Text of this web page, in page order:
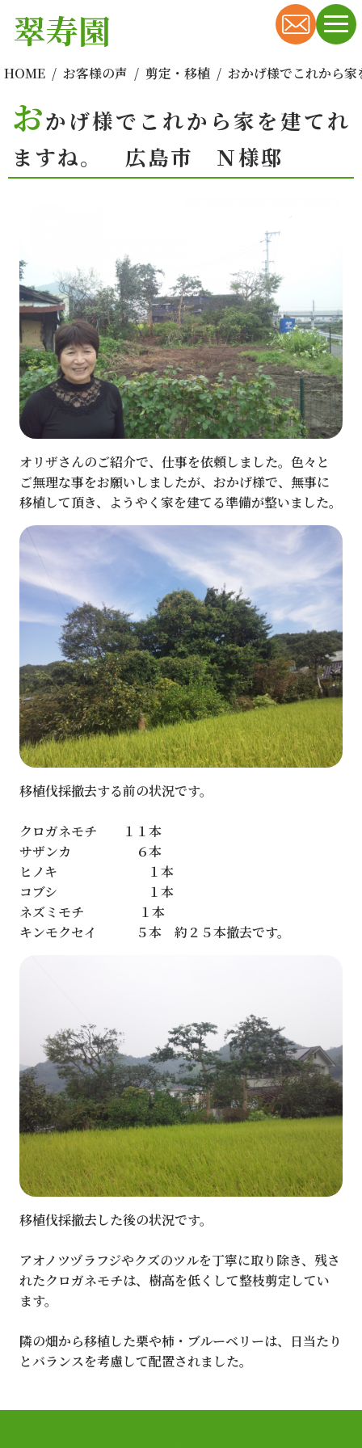
翠寿園
HOME お客様の声 剪定・移植 おかげ様でこれから
おかげ様でこれから家を建てれ
ますね。 広島市 Ｎ様邸
オリザさんのご紹介で、仕事を依頼しました。色々と
ご無理な事をお願いしましたが、おかげ様で、無事に
移植して頂き、ようやく家を建てる準備が整いました。
移植伐採撤去する前の状況です。
クロガネモチ １１本
サザンカ ６本
ヒノキ １本
コブシ １本
ネズミモチ １本
キンモクセイ ５本 約２５本撤去です。
移植伐採撤去した後の状況です。
アオノツヅラフジやクズのツルを丁寧に取り除き、残さ
れたクロガネモチは、樹高を低くして整枝剪定してい
ます。
隣の畑から移植した栗や柿・ブルーベリーは、日当たり
とバランスを考慮して配置されました。